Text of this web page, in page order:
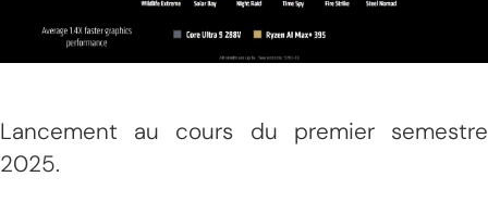
Lancement au cours du premier semestre
2025.